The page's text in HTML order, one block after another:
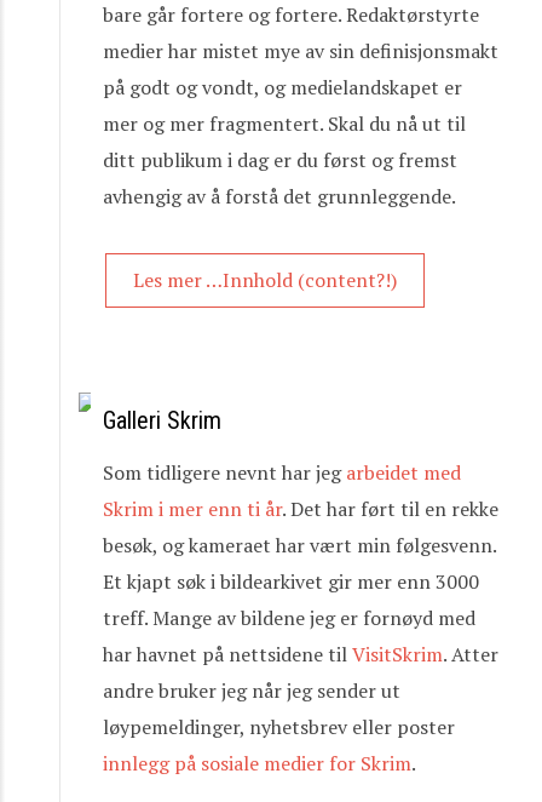
bare går fortere og fortere. Redaktørstyrte
medier har mistet mye av sin definisjonsmakt
på godt og vondt, og medielandskapet er
mer og mer fragmentert. Skal du nå ut til
ditt publikum i dag er du først og fremst
avhengig av å forstå det grunnleggende.
Les mer …Innhold (content?!)
Galleri Skrim
Som tidligere nevnt har jegarbeidet med
Skrim i mer enn ti år. Det har ført til en rekke
besøk, og kameraet har vært min følgesvenn.
Et kjapt søk i bildearkivet gir mer enn 3000
treff. Mange av bildene jeg er fornøyd med
har havnet på nettsidene tilVisitSkrim. Atter
andre bruker jeg når jeg sender ut
løypemeldinger, nyhetsbrev eller poster
innlegg på sosiale medier for Skrim.